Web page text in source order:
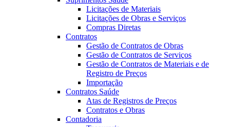
Licitações de Materiais
Licitações de Obras e Serviços
Compras Diretas
Contratos
Gestão de Contratos de Obras
Gestão de Contratos de Serviços
Gestão de Contratos de Materiais e de
Registro de Preços
Importação
Contratos Saúde
Atas de Registros de Preços
Contratos e Obras
Contadoria